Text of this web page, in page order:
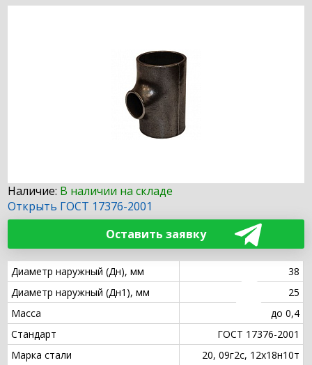
Наличие: В наличии на складе
Оставить заявку
Открыть ГОСТ 17376-2001
Диаметр наружный (Дн), мм
38
Диаметр наружный (Дн1), мм
25
Масса
до 0,4
Стандарт
ГОСТ 17376-2001
Марка стали
20, 09г2с, 12х18н10т